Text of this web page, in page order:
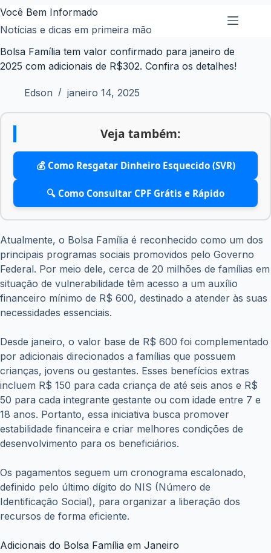
Pular
para
conteúdo
Você Bem Informado
Notícias e dicas em primeira mão
Bolsa Família tem valor confirmado para janeiro de
2025 com adicionais de R$302. Confira os detalhes!
Edson janeiro 14, 2025
Veja também:
💰 Como Resgatar Dinheiro Esquecido (SVR)
🔍 Como Consultar CPF Grátis e Rápido
Atualmente, o Bolsa Família é reconhecido como um dos
principais programas sociais promovidos pelo Governo
Federal. Por meio dele, cerca de 20 milhões de famílias em
situação de vulnerabilidade têm acesso a um auxílio
financeiro mínimo de R$ 600, destinado a atender às suas
necessidades essenciais.
Desde janeiro, o valor base de R$ 600 foi complementado
por adicionais direcionados a famílias que possuem
crianças, jovens ou gestantes. Esses benefícios extras
incluem R$ 150 para cada criança de até seis anos e R$
50 para cada integrante gestante ou com idade entre 7 e
18 anos. Portanto, essa iniciativa busca promover
estabilidade financeira e criar melhores condições de
desenvolvimento para os beneficiários.
Os pagamentos seguem um cronograma escalonado,
definido pelo último dígito do NIS (Número de
Identificação Social), para organizar a liberação dos
recursos de forma eficiente.
Adicionais do Bolsa Família em Janeiro